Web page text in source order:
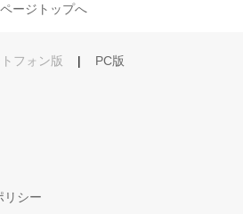
ページトップへ
フォン版 | PC版
リシー